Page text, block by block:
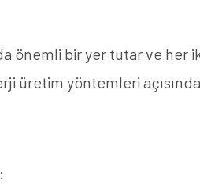
önemli bir yer tutar ve
üretim yöntemleri